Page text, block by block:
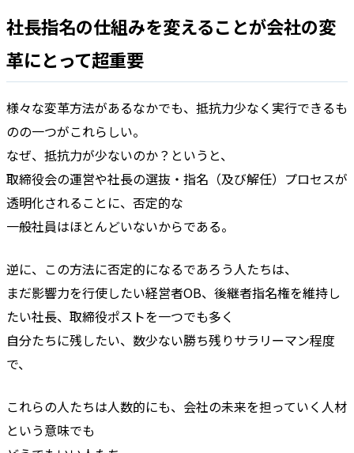
社長指名の仕組みを変えることが会社の変
革にとって超重要
様々な変革方法があるなかでも、抵抗力少なく実行できるも
のの一つがこれらしい。
なぜ、抵抗力が少ないのか？というと、
取締役会の運営や社長の選抜・指名（及び解任）プロセスが
透明化されることに、否定的な
一般社員はほとんどいないからである。
逆に、この方法に否定的になるであろう人たちは、
まだ影響力を行使したい経営者OB、後継者指名権を維持し
たい社長、取締役ポストを一つでも多く
自分たちに残したい、数少ない勝ち残りサラリーマン程度
で、
これらの人たちは人数的にも、会社の未来を担っていく人材
という意味でも